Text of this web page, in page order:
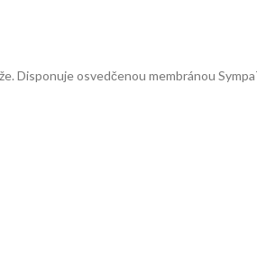
Disponuje osvedčenou membránou